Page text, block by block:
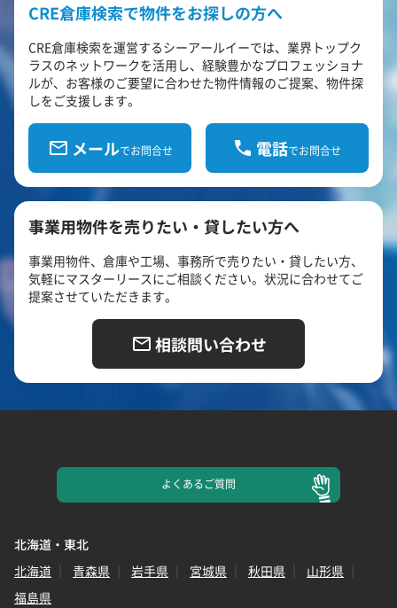
CRE倉庫検索で物件をお探しの方へ
CRE倉庫検索を運営するシーアールイーでは、業界トップク
ラスのネットワークを活用し、経験豊かなプロフェッショナ
ルが、お客様のご要望に合わせた物件情報のご提案、物件探
しをご支援します。
メールでお問合せ 電話でお問合せ
事業用物件を売りたい・貸したい方へ
事業用物件、倉庫や工場、事務所で売りたい・貸したい方、
気軽にマスターリースにご相談ください。状況に合わせてご
提案させていただきます。
相談問い合わせ
よくあるご質問
北海道・東北
北海道
青森県 岩手県 宮城県 秋田県
山形県
福島県